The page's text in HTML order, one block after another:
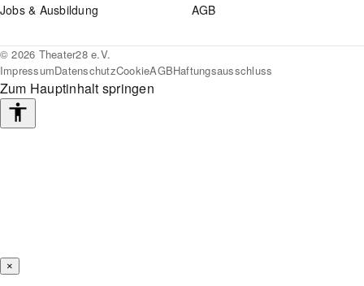
Jobs & Ausbildung
AGB
© 2026 Theater28 e.V.
ImpressumDatenschutzCookieAGBHaftungsausschluss
Zum Hauptinhalt springen
Barrierefreiheits-
×